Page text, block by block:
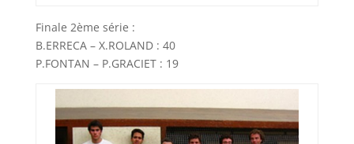
Finale 2ème série :
B.ERRECA – X.ROLAND : 40
P.FONTAN – P.GRACIET : 19